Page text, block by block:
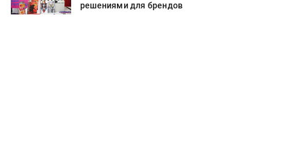
решениями для брендов